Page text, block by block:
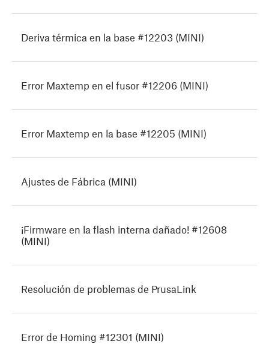
Deriva térmica en la base #12203 (MINI)
Error Maxtemp en el fusor #12206 (MINI)
Error Maxtemp en la base #12205 (MINI)
Ajustes de Fábrica (MINI)
¡Firmware en la flash interna dañado! #12608
(MINI)
Resolución de problemas de PrusaLink
Error de Homing #12301 (MINI)